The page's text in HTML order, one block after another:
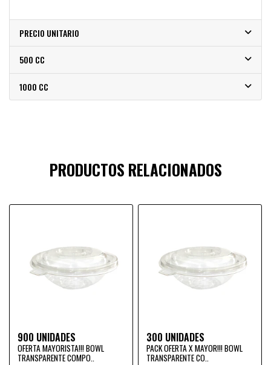
PRECIO UNITARIO
500 CC
1000 CC
PRODUCTOS RELACIONADOS
900 UNIDADES
OFERTA MAYORISTA!!! BOWL
TRANSPARENTE COMPO..
300 UNIDADES
PACK OFERTA X MAYOR!!! BOWL
TRANSPARENTE CO..